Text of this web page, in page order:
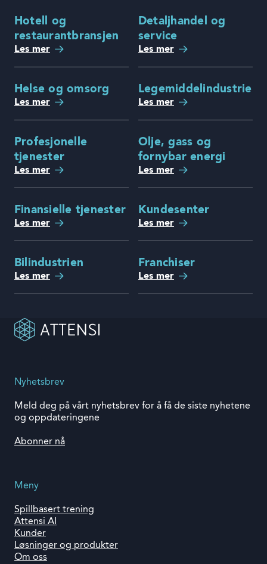
Hotell og
restaurantbransjen
Les mer
Detaljhandel og
service
Les mer
Helse og omsorg
Les mer
Legemiddelindustrien
Les mer
Profesjonelle
tjenester
Les mer
Olje, gass og
fornybar energi
Les mer
Finansielle tjenester
Les mer
Kundesenter
Les mer
Bilindustrien
Les mer
Franchiser
Les mer
Nyhetsbrev
Meld deg på vårt nyhetsbrev for å få de siste nyhetene
og oppdateringene
Abonner nå
Meny
Spillbasert trening
Attensi AI
Kunder
Løsninger og produkter
Om oss